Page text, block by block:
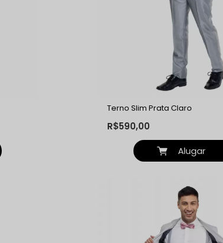
Terno Slim Prata Claro
R$590,00
Alugar